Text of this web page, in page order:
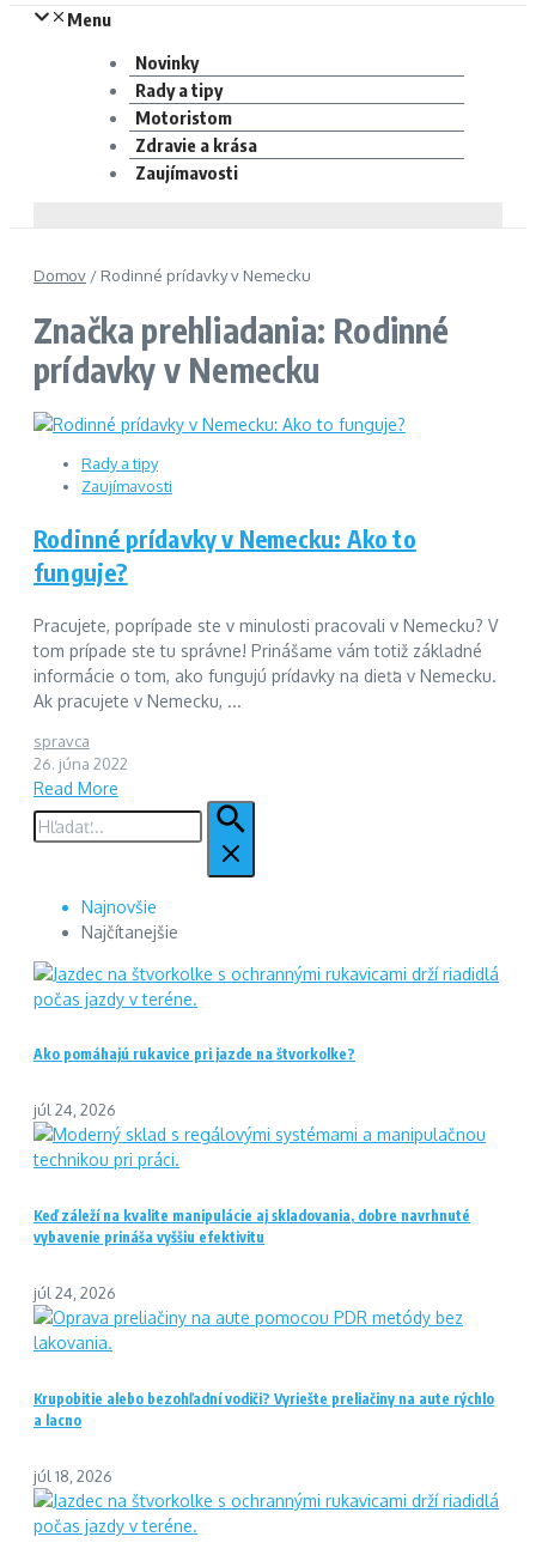
Menu
Novinky
Rady a tipy
Motoristom
Zdravie a krása
Zaujímavosti
Domov / Rodinné prídavky v Nemecku
Značka prehliadania: Rodinné
prídavky v Nemecku
Rady a tipy
Zaujímavosti
Rodinné prídavky v Nemecku: Ako to
funguje?
Pracujete, poprípade ste v minulosti pracovali v Nemecku? V
tom prípade ste tu správne! Prinášame vám totiž základné
informácie o tom, ako fungujú prídavky na dieťa v Nemecku.
Ak pracujete v Nemecku, ...
spravca
26. júna 2022
Read More
Hľadať:
Najnovšie
Najčítanejšie
Ako pomáhajú rukavice pri jazde na štvorkolke?
júl 24, 2026
Keď záleží na kvalite manipulácie aj skladovania, dobre navrhnuté
vybavenie prináša vyššiu efektivitu
júl 24, 2026
Krupobitie alebo bezohľadní vodiči? Vyriešte preliačiny na aute rýchlo
a lacno
júl 18, 2026